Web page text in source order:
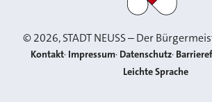
©2026, STADT NEUSS – Der
Kontakt Impressum Datenschutz
Leichte Sprache